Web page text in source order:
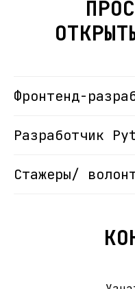
Фронтенд-
Разработчик
Стажеры/